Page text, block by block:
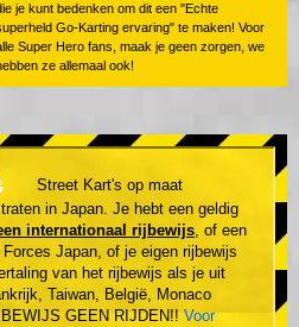
je kunt bedenken om dit een "Echte
Go-Karting ervaring" te maken! Voor
Super Hero fans, maak je geen zorgen, we
ze allemaal ook!
Street Kart's op maat
in Japan. Je hebt een geldig
internationaal rijbewijs, of een
Japan, of je eigen rijbewijs
van het rijbewijs als je uit
Taiwan, België, Monaco
GEEN RIJDEN!! Voor